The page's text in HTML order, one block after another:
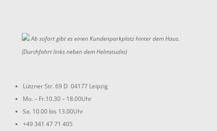
Ab sofort gibt es einen Kundenparkplatz hinter dem Haus.
(Durchfahrt links neben dem Helmstudio)
Lützner Str. 69 D 04177 Leipzig
Mo. – Fr.10.30 – 18.00Uhr
Sa. 10.00 bis 13.00Uhr
+49 341 47 71 405